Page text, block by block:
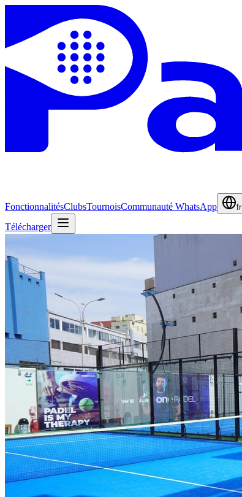
FonctionnalitésClubsTournoisCommunauté WhatsApp fr
Télécharger